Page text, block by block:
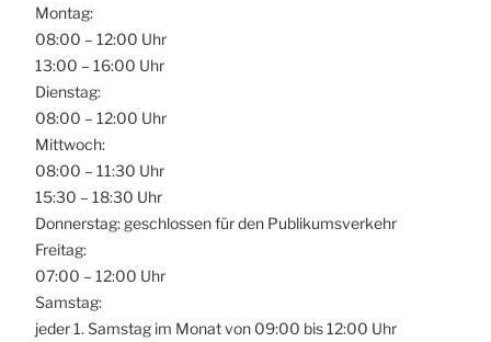
Montag:
08:00 – 12:00 Uhr
13:00 – 16:00 Uhr
Dienstag:
08:00 – 12:00 Uhr
Mittwoch:
08:00 – 11:30 Uhr
15:30 – 18:30 Uhr
Donnerstag: geschlossen für den Publikumsverkehr
Freitag:
07:00 – 12:00 Uhr
Samstag:
jeder 1. Samstag im Monat von 09:00 bis 12:00 Uhr